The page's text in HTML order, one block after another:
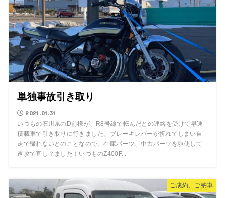
単独事故引き取り
2021.01.31
いつもの石川県のD前様が、R8号線で転んだとの連絡を受けて早速
積載車で引き取りに行きました。ブレーキレバーが折れてしまい自
走で帰れないとのことなので、在庫パーツ、中古パーツを駆使して
速攻で直し？ました！いつものZ400F...
ご成約、ご納車